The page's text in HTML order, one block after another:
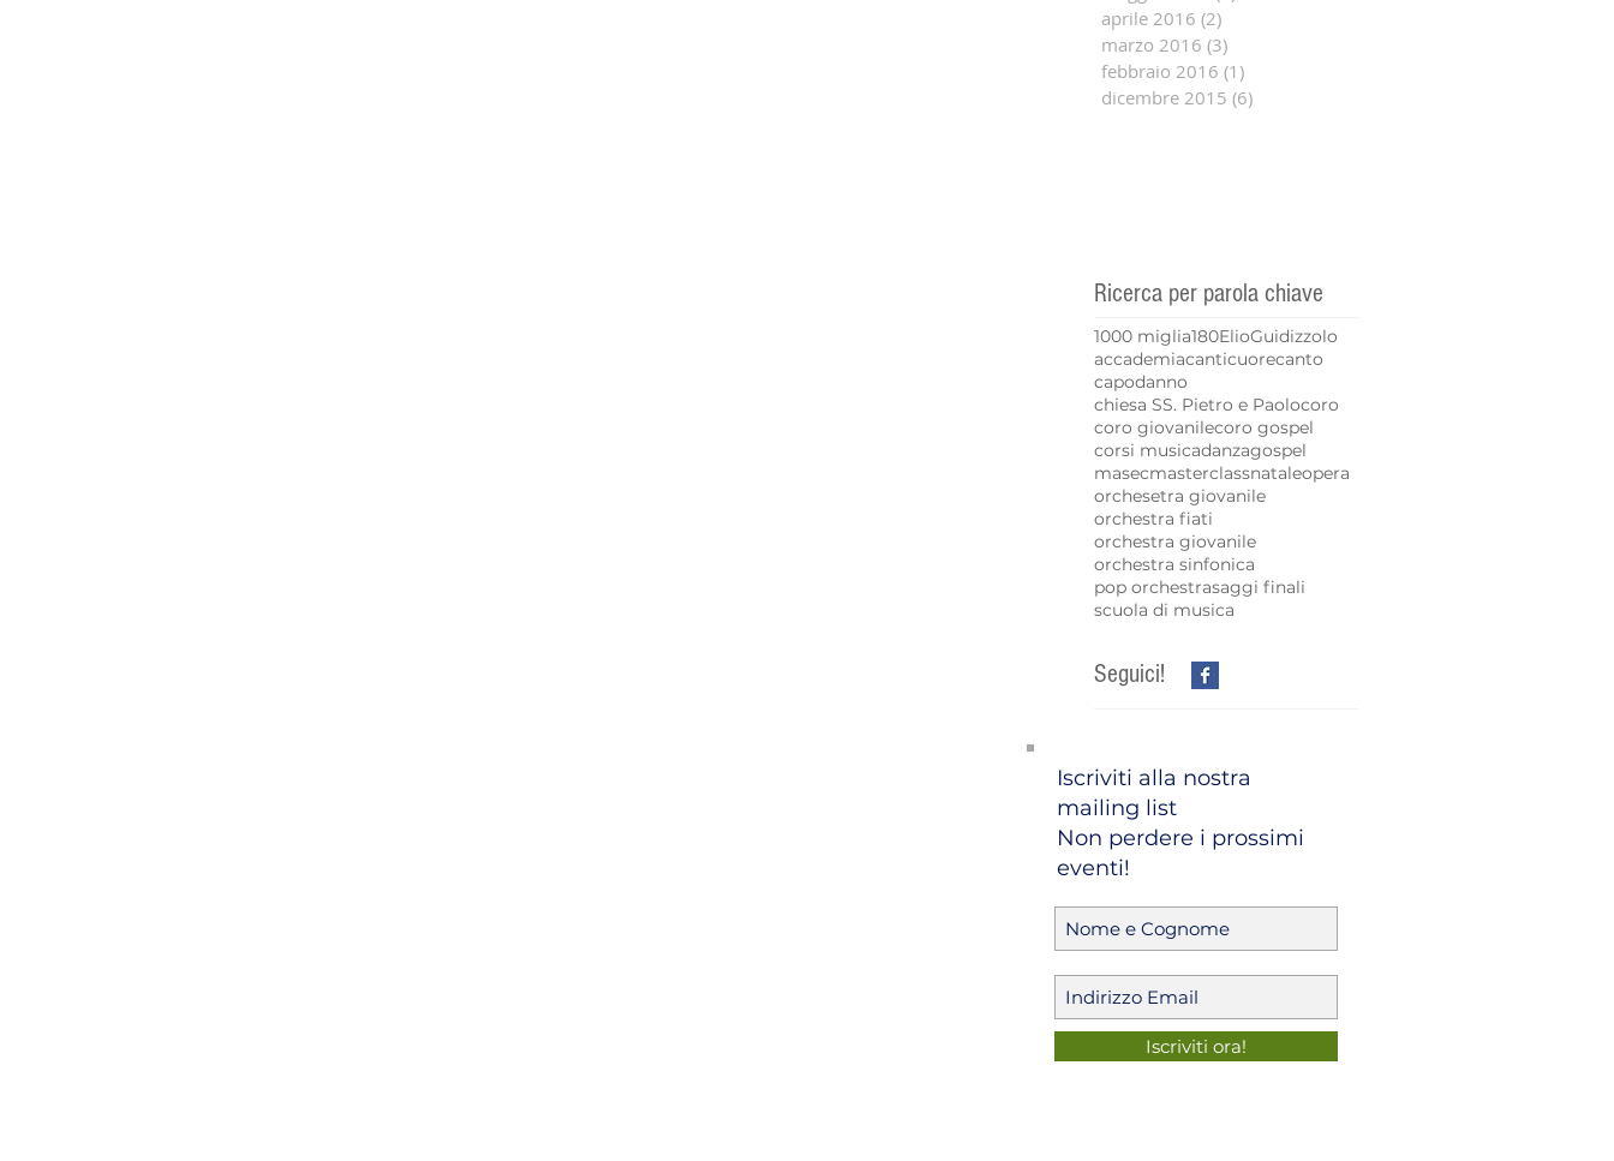
aprile 2016 (2)
marzo 2016 (3)
febbraio 2016 (1)
dicembre 2015 (6)
Ricerca per parola chiave
1000 miglia180ElioGuidizzolo
accademiacanticuorecanto
capodanno
chiesa SS. Pietro e Paolocoro
coro giovanilecoro gospel
corsi musicadanzagospel
masecmasterclassnataleopera
orchesetra giovanile
orchestra fiati
orchestra giovanile
orchestra sinfonica
pop orchestrasaggi finali
scuola di musica
Seguici!
Iscriviti alla nostra
mailing list
Non perdere i prossimi
eventi!
Iscriviti ora!